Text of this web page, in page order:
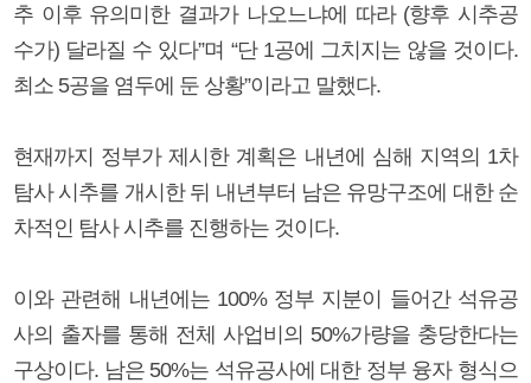
추 이후 유의미한 결과가 나오느냐에 따라 (향후 시추공
수가) 달라질 수 있다”며 “단 1공에 그치지는 않을 것이다.
최소 5공을 염두에 둔 상황”이라고 말했다.
현재까지 정부가 제시한 계획은 내년에 심해 지역의 1차
탐사 시추를 개시한 뒤 내년부터 남은 유망구조에 대한 순
차적인 탐사 시추를 진행하는 것이다.
이와 관련해 내년에는 100% 정부 지분이 들어간 석유공
사의 출자를 통해 전체 사업비의 50%가량을 충당한다는
구상이다. 남은 50%는 석유공사에 대한 정부 융자 형식으